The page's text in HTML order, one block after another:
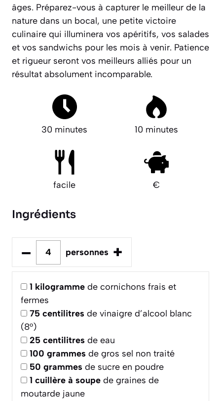
âges. Préparez-vous à capturer le meilleur de la
nature dans un bocal, une petite victoire
culinaire qui illuminera vos apéritifs, vos salades
et vos sandwichs pour les mois à venir. Patience
et rigueur seront vos meilleurs alliés pour un
résultat absolument incomparable.
30 minutes 10 minutes
facile €
Ingrédients
– personnes +
1 kilogramme de cornichons frais et
fermes
75 centilitres de vinaigre d’alcool blanc
(8°)
25 centilitres de eau
100 grammes de gros sel non traité
50 grammes de sucre en poudre
1 cuillère à soupe de graines de
moutarde jaune